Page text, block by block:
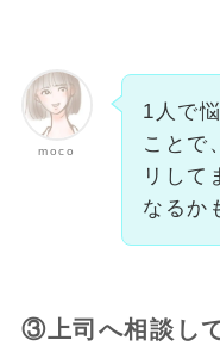
moco
1人で
ことで
リして
なるか
③上司へ相談し